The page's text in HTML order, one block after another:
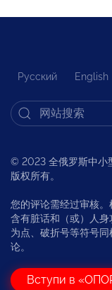
Русский English
© 2023 全俄罗斯中小
版权所有。
您的评论需经过审核
含有脏话和（或）人
为点、破折号等符号
论。
Вступи в